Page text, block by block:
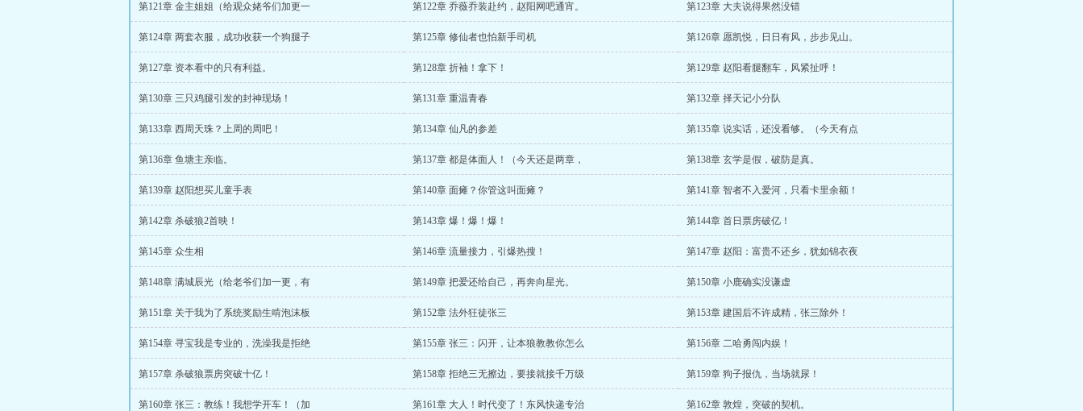
第121章 金主姐姐（给观众姥爷们加更一 第122章 乔薇乔装赴约，赵阳网吧通宵。 第123章 大夫说得果然没错
第124章 两套衣服，成功收获一个狗腿子 第125章 修仙者也怕新手司机 第126章 愿凯悦，日日有风，步步见山。
第127章 资本看中的只有利益。 第128章 折袖！拿下！ 第129章 赵阳看腿翻车，风紧扯呼！
第130章 三只鸡腿引发的封神现场！ 第131章 重温青春 第132章 择天记小分队
第133章 西周天珠？上周的周吧！ 第134章 仙凡的参差 第135章 说实话，还没看够。（今天有点
第136章 鱼塘主亲临。 第137章 都是体面人！（今天还是两章， 第138章 玄学是假，破防是真。
第139章 赵阳想买儿童手表 第140章 面瘫？你管这叫面瘫？ 第141章 智者不入爱河，只看卡里余额！
第142章 杀破狼2首映！ 第143章 爆！爆！爆！ 第144章 首日票房破亿！
第145章 众生相 第146章 流量接力，引爆热搜！ 第147章 赵阳：富贵不还乡，犹如锦衣夜
第148章 满城辰光（给老爷们加一更，有 第149章 把爱还给自己，再奔向星光。 第150章 小鹿确实没谦虚
第151章 关于我为了系统奖励生啃泡沫板 第152章 法外狂徒张三 第153章 建国后不许成精，张三除外！
第154章 寻宝我是专业的，洗澡我是拒绝 第155章 张三：闪开，让本狼教教你怎么 第156章 二哈勇闯内娱！
第157章 杀破狼票房突破十亿！ 第158章 拒绝三无擦边，要接就接千万级 第159章 狗子报仇，当场就尿！
第160章 张三：教练！我想学开车！（加 第161章 大人！时代变了！东风快递专治 第162章 敦煌，突破的契机。